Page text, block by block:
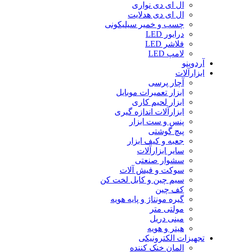
ال ای دی نواری
ال ای دی هدلایت
چسب و خمیر سیلیکونی
درایور LED
فلاشر LED
لامپ LED
آردوینو
ابزارآلات
آچار پرسی
ابزار تعمیرات موبایل
ابزار لحیم کاری
ابزارآلات اندازه گیری
پنس و ست ابزار
پیچ گوشتی
جعبه و کیف ابزار
سایر ابزارآلات
سشوار صنعتی
سوکت و فیش آلات
سیم چین و کابل لخت کن
کف چین
گیره مونتاژ و پایه هویه
مولتی متر
مینی دریل
هیتر و هویه
تجهیزات الکترونیکی
المان خنک کننده